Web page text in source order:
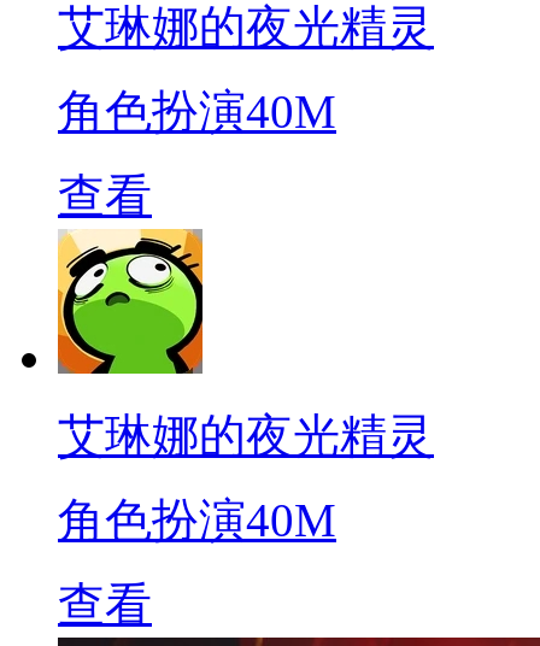
艾琳娜的夜光精灵
角色扮演40M
查看
艾琳娜的夜光精灵
角色扮演40M
查看